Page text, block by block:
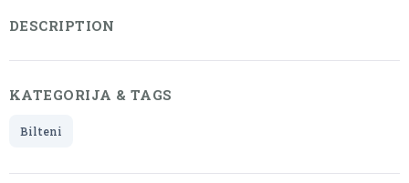
DESCRIPTION
KATEGORIJA & TAGS
Bilteni